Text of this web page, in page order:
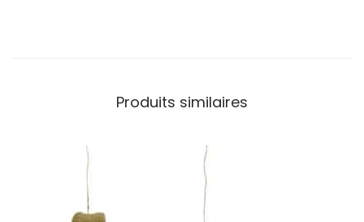
Produits similaires